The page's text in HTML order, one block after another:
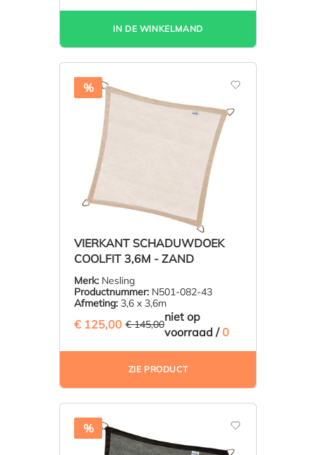
IN DE WINKELMAND
%
VIERKANT SCHADUWDOEK
COOLFIT 3,6M - ZAND
Merk: Nesling
Productnummer: N501-082-43
Afmeting: 3,6 x 3,6m
€ 125,00 € 145,00(13.79% BESPAARD)
niet op
voorraad /0
ZIE PRODUCT
%